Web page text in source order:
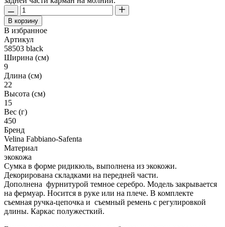
В корзину
В избранное
Артикул
58503 black
Ширина (см)
9
Длина (см)
22
Высота (см)
15
Вес (г)
450
Бренд
Velina Fabbiano-Safenta
Материал
экокожа
Сумка в форме ридикюль, выполнена из экокожи.
Декорирована складками на передней части.
Дополнена фурнитурой темное серебро. Модель закрывается
на фермуар. Носится в руке или на плече. В комплекте
съемная ручка-цепочка и съемный ремень с регулировкой
длины. Каркас полужесткий.